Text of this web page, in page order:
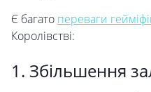
Є багато переваги
Королівстві:
1. Збільшення